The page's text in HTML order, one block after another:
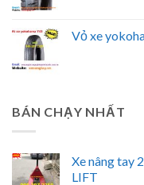
Vỏ xe
BÁN CHẠY NHẤT
Xe nâng tay
LIFT